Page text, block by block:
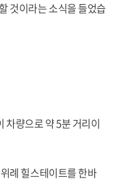
것이라는 소식을 들었습
차량으로 약 5분 거리이
례 힐스테이트를 한바